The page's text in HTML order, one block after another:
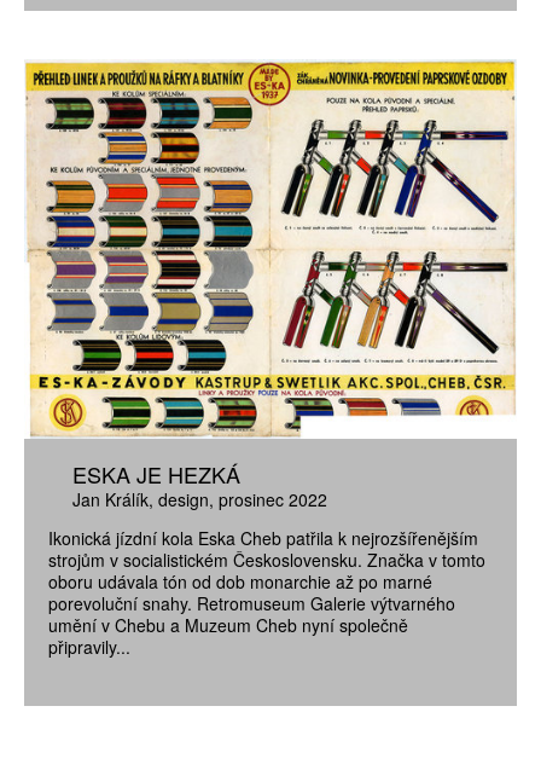
ESKA JE HEZKÁ
Jan Králík design prosinec 2022
Ikonická jízdní kola Eska Cheb patřila k nejrozšířenějším
strojům v socialistickém Československu. Značka v tomto
oboru udávala tón od dob monarchie až po marné
porevoluční snahy. Retromuseum Galerie výtvarného
umění v Chebu a Muzeum Cheb nyní společně
připravily...